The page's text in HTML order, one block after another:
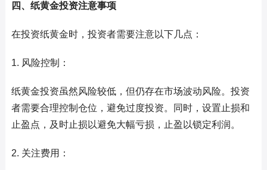
四、纸黄金投资注意事项
在投资纸黄金时，投资者需要注意以下几点：
1. 风险控制：
纸黄金投资虽然风险较低，但仍存在市场波动风险。投资
者需要合理控制仓位，避免过度投资。同时，设置止损和
止盈点，及时止损以避免大幅亏损，止盈以锁定利润。
2. 关注费用：